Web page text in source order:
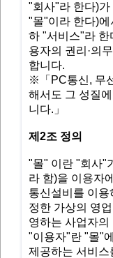
"회사"라 한다)
"몰"이라 한다)에
하 "서비스"라 한
용자의 권리·의
합니다.
※「PC통신, 무
해서도 그 성질
니다.」
제2조 정의
"몰" 이란 "회사"
라 함)을 이용자
통신설비를 이용
정한 가상의 영
영하는 사업자
"이용자"란 "몰"
제공하는 서비스